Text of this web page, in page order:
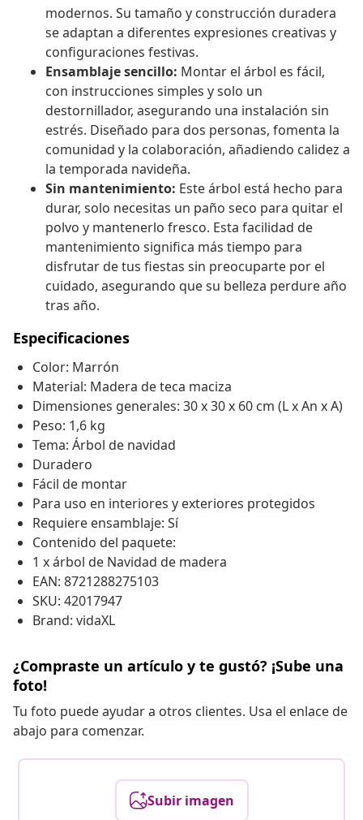
modernos. Su tamaño y construcción duradera
se adaptan a diferentes expresiones creativas y
configuraciones festivas.
Ensamblaje sencillo: Montar el árbol es fácil,
con instrucciones simples y solo un
destornillador, asegurando una instalación sin
estrés. Diseñado para dos personas, fomenta la
comunidad y la colaboración, añadiendo calidez a
la temporada navideña.
Sin mantenimiento: Este árbol está hecho para
durar, solo necesitas un paño seco para quitar el
polvo y mantenerlo fresco. Esta facilidad de
mantenimiento significa más tiempo para
disfrutar de tus fiestas sin preocuparte por el
cuidado, asegurando que su belleza perdure año
tras año.
Especificaciones
Color: Marrón
Material: Madera de teca maciza
Dimensiones generales: 30 x 30 x 60 cm (L x An x A)
Peso: 1,6 kg
Tema: Árbol de navidad
Duradero
Fácil de montar
Para uso en interiores y exteriores protegidos
Requiere ensamblaje: Sí
Contenido del paquete:
1 x árbol de Navidad de madera
EAN: 8721288275103
SKU: 42017947
Brand: vidaXL
¿Compraste un artículo y te gustó? ¡Sube una
foto!
Tu foto puede ayudar a otros clientes. Usa el enlace de
abajo para comenzar.
Subir imagen